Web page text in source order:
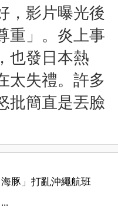
，影片曝光後
重」。炎上事
也發日本熱
太失禮。 許多
批簡直是丟臉
豚」打亂沖繩航班